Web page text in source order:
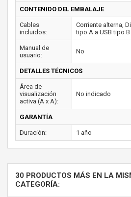
CONTENIDO DEL EMBALAJE
Cables
incluidos:
Corriente alterna,
tipo A a USB tipo B
Manual de
usuario:
No
DETALLES TÉCNICOS
Área de
visualización
activa (A x A):
No indicado
GARANTÍA
Duración: 1 año
30 PRODUCTOS MÁS EN LA
CATEGORÍA: